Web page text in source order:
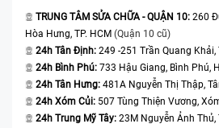
TRUNG TÂM SỬA CHỮA - QUẬN 10: 260
Hòa Hưng, TP. HCM (Quận 10 cũ)
24h Tân Định: 249 -251 Trần Quang
24h Bình Phú: 733 Hậu Giang, Bình Phú,
24h Tân Hưng: 481A Nguyễn Thị Thập,
24h Xóm Củi: 507 Tùng Thiện Vương,
24h Trung Mỹ Tây: 23M Nguyễn Ảnh Thủ,